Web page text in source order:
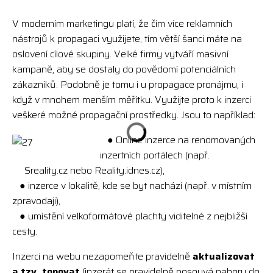
V moderním marketingu platí, že čím více reklamních
nástrojů k propagaci využijete, tím větší šanci máte na
oslovení cílové skupiny. Velké firmy vytváří masivní
kampaně, aby se dostaly do povědomí potenciálních
zákazníků. Podobně je tomu i u propagace pronájmu, i
když v mnohem menším měřítku. Využijte proto k inzerci
veškeré možné propagační prostředky. Jsou to například:
● Online inzerce na renomovaných
inzertních portálech (např.
Sreality.cz nebo Reality.idnes.cz),
● inzerce v lokalitě, kde se byt nachází (např. v místním
zpravodaji),
● umístění velkoformátové plachty viditelné z nejbližší
cesty.
Inzerci na webu nezapomeňte pravidelně aktualizovat